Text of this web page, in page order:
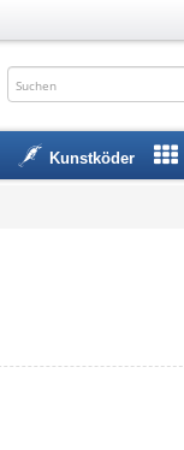
Kunstköder